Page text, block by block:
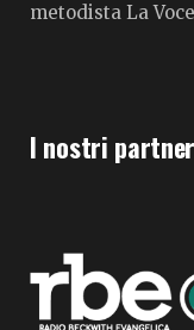
metodista La
I nostri partner